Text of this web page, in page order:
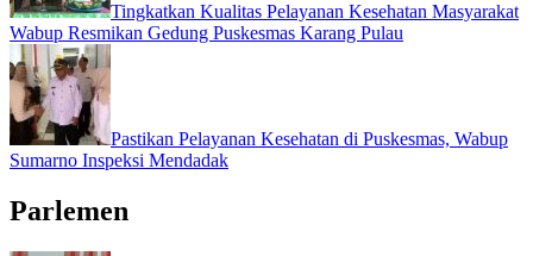
Tingkatkan Kualitas Pelayanan Kesehatan Masyarakat
Wabup Resmikan Gedung Puskesmas Karang Pulau
Pastikan Pelayanan Kesehatan di Puskesmas, Wabup
Sumarno Inspeksi Mendadak
Parlemen